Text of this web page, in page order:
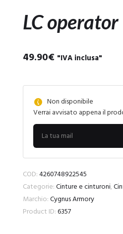
LC
49.90€ "IVA inclusa"
Non disponibile
Verrai avvisato appena il
COD:4260748922545
Categorie:Cinture e cinturoni,
Marchio:Cygnus Armory
Product ID:6357